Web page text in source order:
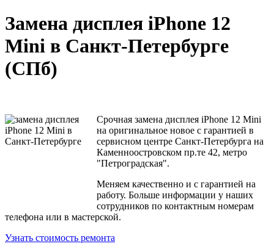
Замена дисплея iPhone 12
Mini в Санкт-Петербурге
(СПб)
Срочная замена дисплея iPhone 12 Mini
на оригинальное новое с гарантией в
сервисном центре Санкт-Петербурга на
Каменноостровском пр.те 42, метро
"Петроградская".
Меняем качественно и с гарантией на
работу. Больше информации у наших
сотрудников по контактным номерам
телефона или в мастерской.
Узнать стоимость ремонта